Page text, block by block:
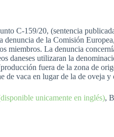
C-159/20, (sentencia
denuncia de la Comisión
miembros. La denuncia
daneses utilizaran la
fuera de la zona de
de vaca en lugar de la de oveja
unicamente en inglés),